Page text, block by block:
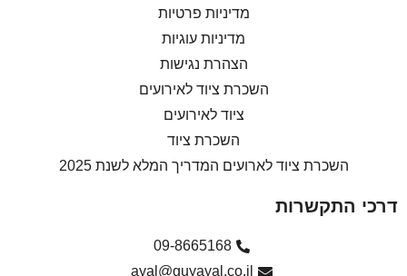
מדיניות פרטיות
מדיניות עוגיות
הצהרת נגישות
השכרת ציוד לאירועים
ציוד לאירועים
השכרת ציוד
השכרת ציוד לארועים המדריך המלא לשנת 2025
דרכי התקשרות
09-8665168
ayal@guyayal.co.il